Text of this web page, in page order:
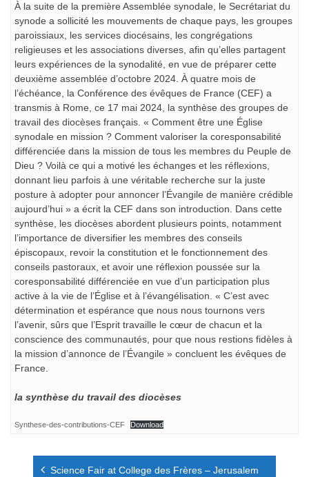
À la suite de la première Assemblée synodale, le Secrétariat du
synode a sollicité les mouvements de chaque pays, les groupes
paroissiaux, les services diocésains, les congrégations
religieuses et les associations diverses, afin qu’elles partagent
leurs expériences de la synodalité, en vue de préparer cette
deuxième assemblée d’octobre 2024. À quatre mois de
l’échéance, la Conférence des évêques de France (CEF) a
transmis à Rome, ce 17 mai 2024, la synthèse des groupes de
travail des diocèses français. « Comment être une Église
synodale en mission ? Comment valoriser la coresponsabilité
différenciée dans la mission de tous les membres du Peuple de
Dieu ? Voilà ce qui a motivé les échanges et les réflexions,
donnant lieu parfois à une véritable recherche sur la juste
posture à adopter pour annoncer l’Évangile de manière crédible
aujourd’hui » a écrit la CEF dans son introduction. Dans cette
synthèse, les diocèses abordent plusieurs points, notamment
l’importance de diversifier les membres des conseils
épiscopaux, revoir la constitution et le fonctionnement des
conseils pastoraux, et avoir une réflexion poussée sur la
coresponsabilité différenciée en vue d’un participation plus
active à la vie de l’Église et à l’évangélisation. « C’est avec
détermination et espérance que nous nous tournons vers
l’avenir, sûrs que l’Esprit travaille le cœur de chacun et la
conscience des communautés, pour que nous restions fidèles à
la mission d’annonce de l’Évangile » concluent les évêques de
France.
la synthèse du travail des diocèses
Synthese-des-contributions-CEF Download
Navigation
Science Fair at College des Frères – Jerusalem